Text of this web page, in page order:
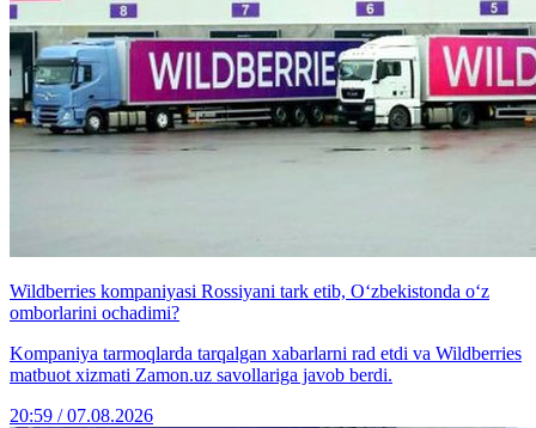
Wildberries kompaniyasi Rossiyani tark etib, O‘zbekistonda o‘z
omborlarini ochadimi?
Kompaniya tarmoqlarda tarqalgan xabarlarni rad etdi va Wildberries
matbuot xizmati Zamon.uz savollariga javob berdi.
20:59 / 07.08.2026